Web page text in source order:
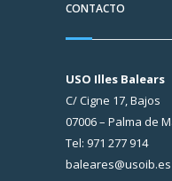
CONTACTO
USO Illes Balears
C/ Cigne 17, Bajos
07006 – Palma de
Tel: 971 277 914
baleares@usoib.es